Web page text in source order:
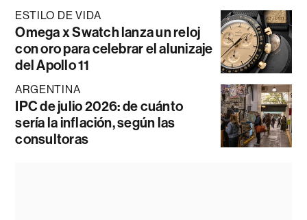
ESTILO DE VIDA
Omega x Swatch lanza un reloj
con oro para celebrar el alunizaje
del Apollo 11
ARGENTINA
IPC de julio 2026: de cuánto
sería la inflación, según las
consultoras